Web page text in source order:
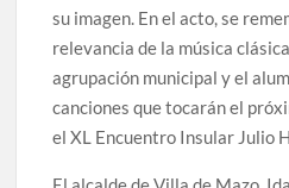
su imagen. En el acto, se
relevancia de la música
agrupación municipal y el
canciones que tocarán el
el XL Encuentro Insular Julio